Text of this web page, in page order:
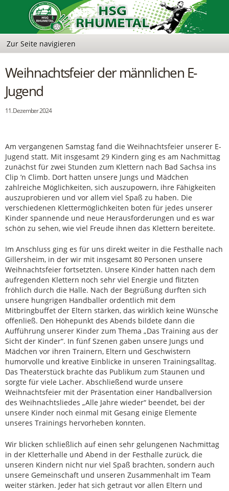
Weihnachtsfeier der männlichen E-
Jugend
11. Dezember 2024
Am vergangenen Samstag fand die Weihnachtsfeier unserer E-
Jugend statt. Mit insgesamt 29 Kindern ging es am Nachmittag
zunächst für zwei Stunden zum Klettern nach Bad Sachsa ins
Clip ’n Climb. Dort hatten unsere Jungs und Mädchen
zahlreiche Möglichkeiten, sich auszupowern, ihre Fähigkeiten
auszuprobieren und vor allem viel Spaß zu haben. Die
verschiedenen Klettermöglichkeiten boten für jedes unserer
Kinder spannende und neue Herausforderungen und es war
schön zu sehen, wie viel Freude ihnen das Klettern bereitete.
Im Anschluss ging es für uns direkt weiter in die Festhalle nach
Gillersheim, in der wir mit insgesamt 80 Personen unsere
Weihnachtsfeier fortsetzten. Unsere Kinder hatten nach dem
aufregenden Klettern noch sehr viel Energie und flitzten
fröhlich durch die Halle. Nach der Begrüßung durften sich
unsere hungrigen Handballer ordentlich mit dem
Mitbringbuffet der Eltern stärken, das wirklich keine Wünsche
offenließ. Den Höhepunkt des Abends bildete dann die
Aufführung unserer Kinder zum Thema „Das Training aus der
Sicht der Kinder“. In fünf Szenen gaben unsere Jungs und
Mädchen vor ihren Trainern, Eltern und Geschwistern
humorvolle und kreative Einblicke in unseren Trainingsalltag.
Das Theaterstück brachte das Publikum zum Staunen und
sorgte für viele Lacher. Abschließend wurde unsere
Weihnachtsfeier mit der Präsentation einer Handballversion
des Weihnachtsliedes „Alle Jahre wieder“ beendet, bei der
unsere Kinder noch einmal mit Gesang einige Elemente
unseres Trainings hervorheben konnten.
Wir blicken schließlich auf einen sehr gelungenen Nachmittag
in der Kletterhalle und Abend in der Festhalle zurück, die
unseren Kindern nicht nur viel Spaß brachten, sondern auch
unsere Gemeinschaft und unseren Zusammenhalt im Team
weiter stärken. Jeder hat sich getraut vor allen Eltern und